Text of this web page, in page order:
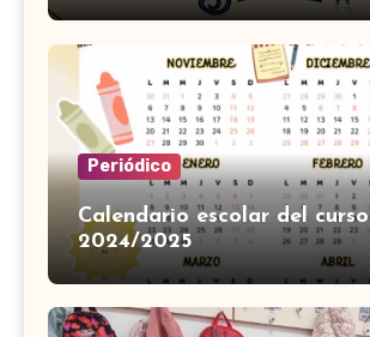
Periódico
Calendario escolar del curso
2024/2025